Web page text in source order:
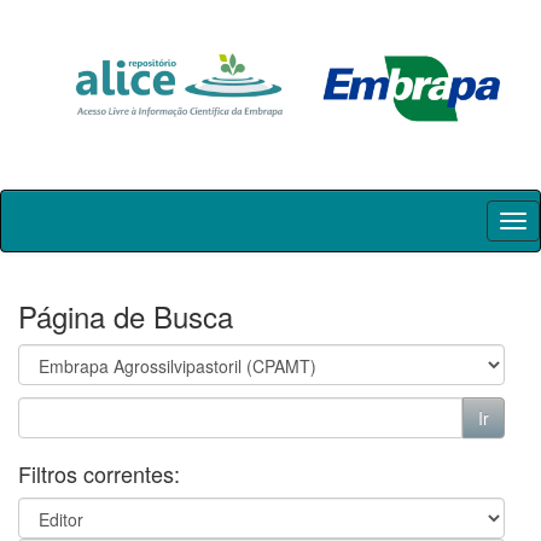
Skip
Página de Busca
Filtros correntes: